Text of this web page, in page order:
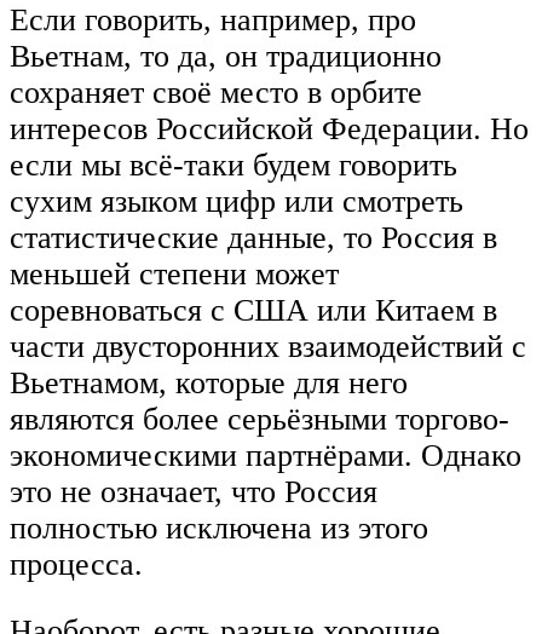
Если говорить, например, про
Вьетнам, то да, он традиционно
сохраняет своё место в орбите
интересов Российской Федерации. Но
если мы всё-таки будем говорить
сухим языком цифр или смотреть
статистические данные, то Россия в
меньшей степени может
соревноваться с США или Китаем в
части двусторонних взаимодействий с
Вьетнамом, которые для него
являются более серьёзными торгово-
экономическими партнёрами. Однако
это не означает, что Россия
полностью исключена из этого
процесса.